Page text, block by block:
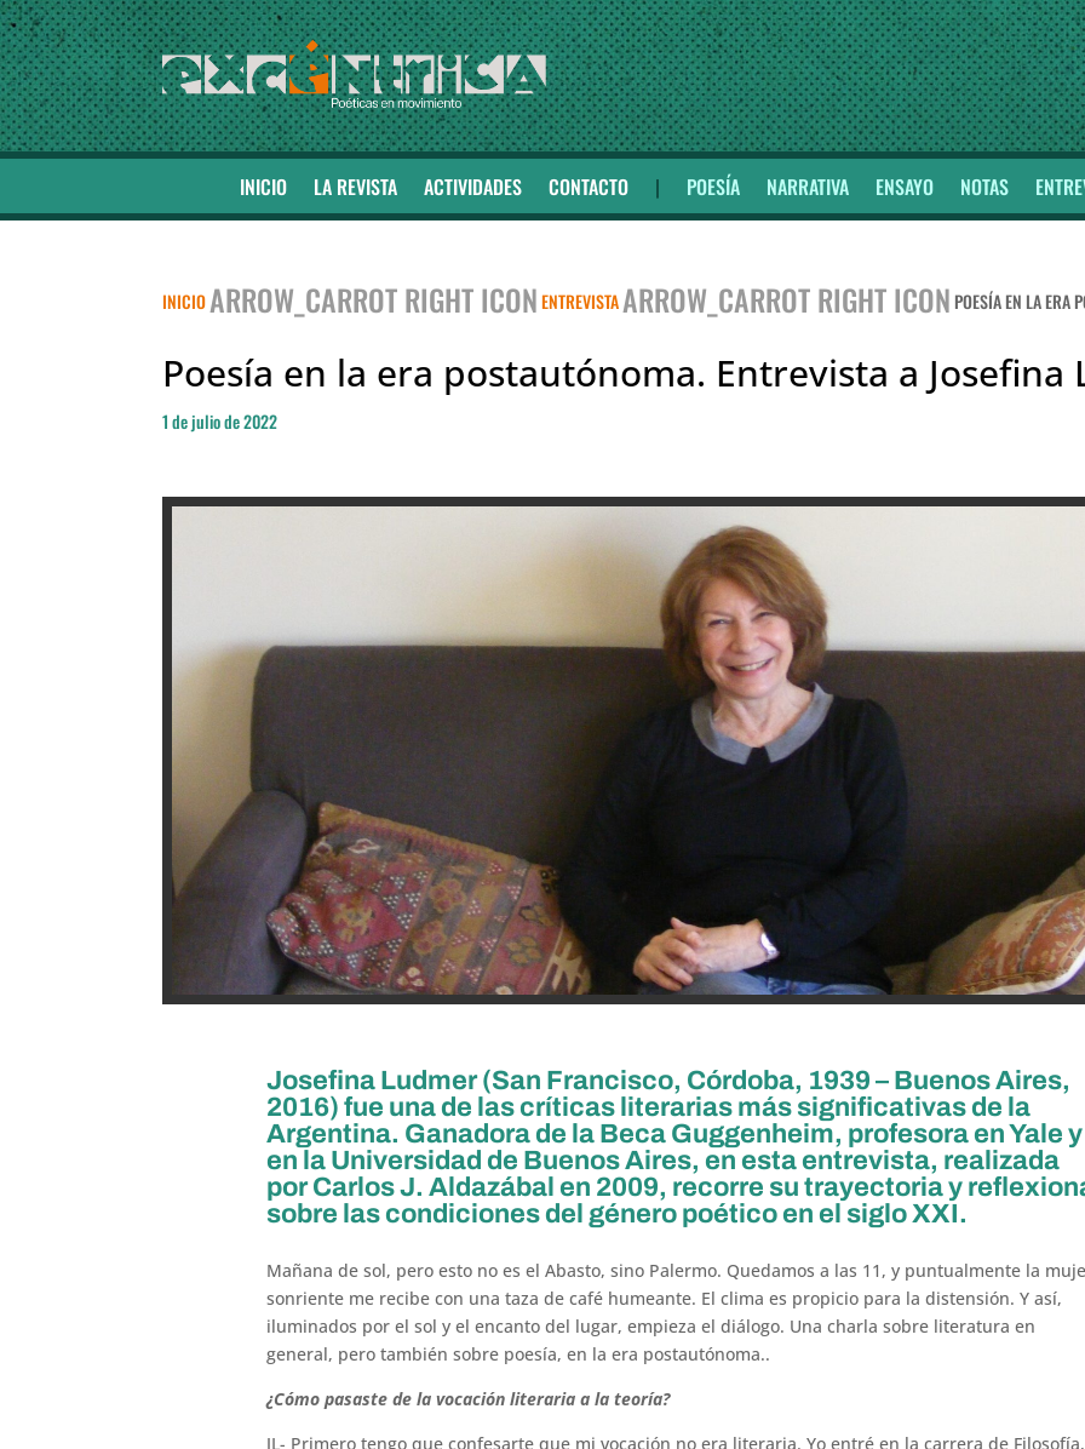
INICIO LA REVISTA ACTIVIDADES CONTACTO | POESÍA NARRATIVA ENSAYO NOTAS
INICIOARROW_CARROT RIGHT ICON ENTREVISTAARROW_CARROT RIGHT ICON POESÍA EN LA ERA
Poesía en la era postautónoma. Entrevista a Josefina
1 de julio de 2022
Josefina Ludmer (San Francisco, Córdoba, 1939 – Buenos Aires,
2016) fue una de las críticas literarias más significativas de la
Argentina. Ganadora de la Beca Guggenheim, profesora en Yale y
en la Universidad de Buenos Aires, en esta entrevista, realizada
por Carlos J. Aldazábal en 2009, recorre su trayectoria y
sobre las condiciones del género poético en el siglo XXI.
Mañana de sol, pero esto no es el Abasto, sino Palermo. Quedamos a las 11, y puntualmente la
sonriente me recibe con una taza de café humeante. El clima es propicio para la distensión. Y así,
iluminados por el sol y el encanto del lugar, empieza el diálogo. Una charla sobre literatura en
general, pero también sobre poesía, en la era postautónoma..
¿Cómo pasaste de la vocación literaria a la teoría?
JL- Primero tengo que confesarte que mi vocación no era literaria. Yo entré en la carrera de Filosofía,